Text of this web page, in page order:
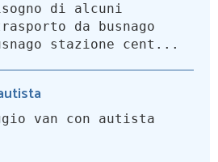
di alcuni
da busnago
stazione cent...
van con autista